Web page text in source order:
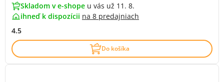
Skladom v e-shope u vás už 11. 8.
ihneď k dispozícii na 8 predajniach
4.5
Do košíka